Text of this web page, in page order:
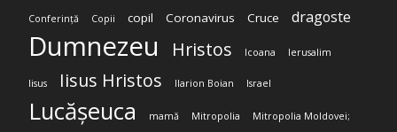
Conferință Copii copil Coronavirus Cruce dragoste
Dumnezeu Hristos Icoana Ierusalim
Iisus Iisus Hristos Ilarion Boian Israel
Lucășeuca mamă Mitropolia Mitropolia Moldovei;